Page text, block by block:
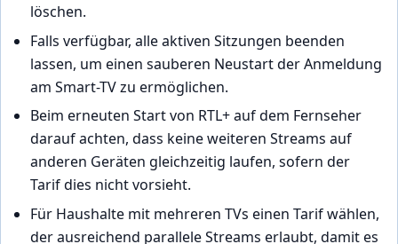
löschen.
Falls verfügbar, alle aktiven Sitzungen beenden
lassen, um einen sauberen Neustart der Anmeldung
am Smart-TV zu ermöglichen.
Beim erneuten Start von RTL+ auf dem Fernseher
darauf achten, dass keine weiteren Streams auf
anderen Geräten gleichzeitig laufen, sofern der
Tarif dies nicht vorsieht.
Für Haushalte mit mehreren TVs einen Tarif wählen,
der ausreichend parallele Streams erlaubt, damit es